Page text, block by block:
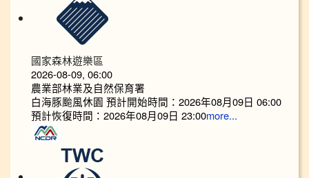
國家森林遊樂區
2026-08-09, 06:00
農業部林業及自然保育署
白海豚颱風休園 預計開始時間：2026年08月09日 06:00
預計恢復時間：2026年08月09日 23:00more...